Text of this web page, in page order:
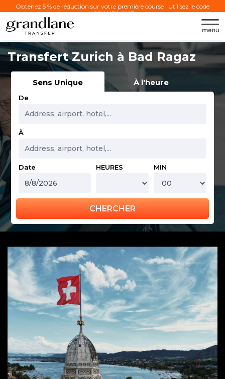
Obtenez 5 % de réduction sur votre première course | Utilisez le code
:GRANDLANE
Transfert Zurich à Bad Ragaz
Sens Unique À l'heure
De
À
Date HEURES MIN
CHERCHER